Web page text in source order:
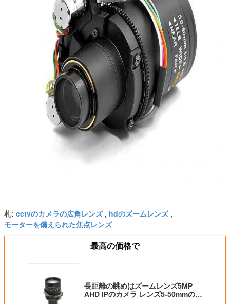
札: cctvのカメラの広角レンズ, hdのズームレンズ,
モーターを備えられた焦点レンズ
最高の価格で
長距離の眺めはズームレンズ5MP
AHD IPのカメラ レンズ5-50mmの